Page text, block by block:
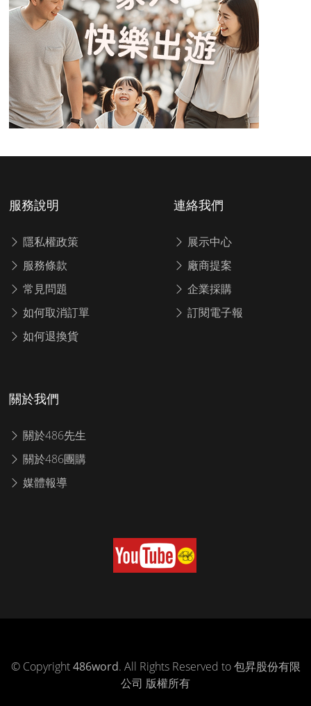
服務說明
隱私權政策
服務條款
常見問題
如何取消訂單
如何退換貨
連絡我們
展示中心
廠商提案
企業採購
訂閱電子報
關於我們
關於486先生
關於486團購
媒體報導
© Copyright486word. All Rights Reserved to 包昇股份有限
公司 版權所有